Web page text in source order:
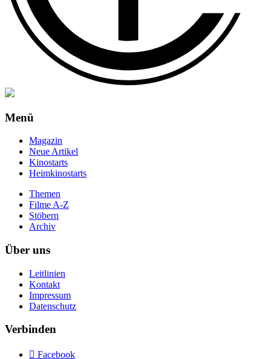
Menü
Magazin
Neue Artikel
Kinostarts
Heimkinostarts
Themen
Filme A-Z
Stöbern
Archiv
Über uns
Leitlinien
Kontakt
Impressum
Datenschutz
Verbinden
 Facebook